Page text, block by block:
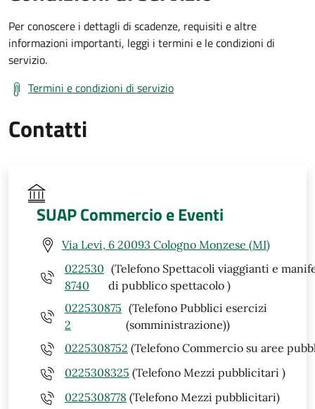
Per conoscere i dettagli di scadenze, requisiti e altre
informazioni importanti, leggi i termini e le condizioni di
servizio.
Termini e condizioni di servizio
Contatti
SUAP Commercio e Eventi
Via Levi, 6 20093 Cologno Monzese (MI)
022530
8740
(Telefono Spettacoli viaggianti e
di pubblico spettacolo )
022530875
2
(Telefono Pubblici esercizi
(somministrazione))
0225308752 (Telefono Commercio su aree
0225308325 (Telefono Mezzi pubblicitari )
0225308778 (Telefono Mezzi pubblicitari)